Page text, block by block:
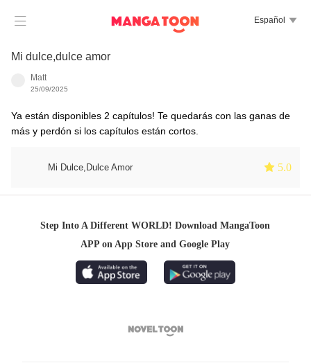
 Español 
Mi dulce,dulce amor
Matt
25/09/2025
Ya están disponibles 2 capítulos! Te quedarás con las ganas de
más y perdón si los capítulos están cortos.
Mi Dulce,Dulce Amor  5.0
Step Into A Different WORLD! Download MangaToon
APP on App Store and Google Play
